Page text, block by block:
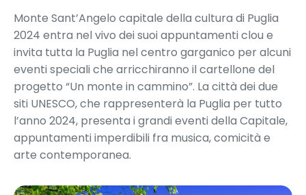
Monte Sant’Angelo capitale della cultura di Puglia
2024 entra nel vivo dei suoi appuntamenti clou e
invita tutta la Puglia nel centro garganico per alcuni
eventi speciali che arricchiranno il cartellone del
progetto “Un monte in cammino”. La città dei due
siti UNESCO, che rappresenterà la Puglia per tutto
l’anno 2024, presenta i grandi eventi della Capitale,
appuntamenti imperdibili fra musica, comicità e
arte contemporanea.